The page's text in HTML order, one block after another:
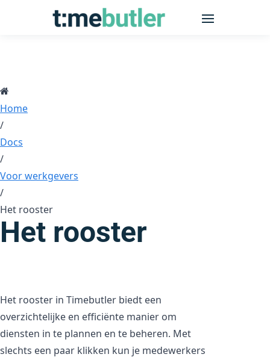
Home
/
Docs
/
Voor werkgevers
/
Het rooster
Het rooster
Het rooster in Timebutler biedt een
overzichtelijke en efficiënte manier om
diensten in te plannen en te beheren. Met
slechts een paar klikken kun je medewerkers